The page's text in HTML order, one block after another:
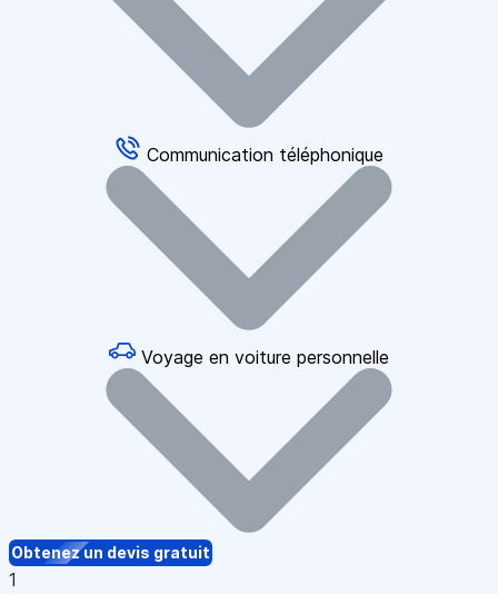
Communication téléphonique
Voyage en voiture personnelle
Obtenez un devis gratuit
1